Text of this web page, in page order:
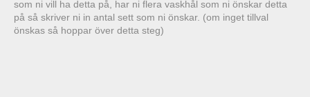
som ni vill ha detta på, har ni flera vaskhål som ni önskar detta
på så skriver ni in antal sett som ni önskar. (om inget tillval
önskas så hoppar över detta steg)